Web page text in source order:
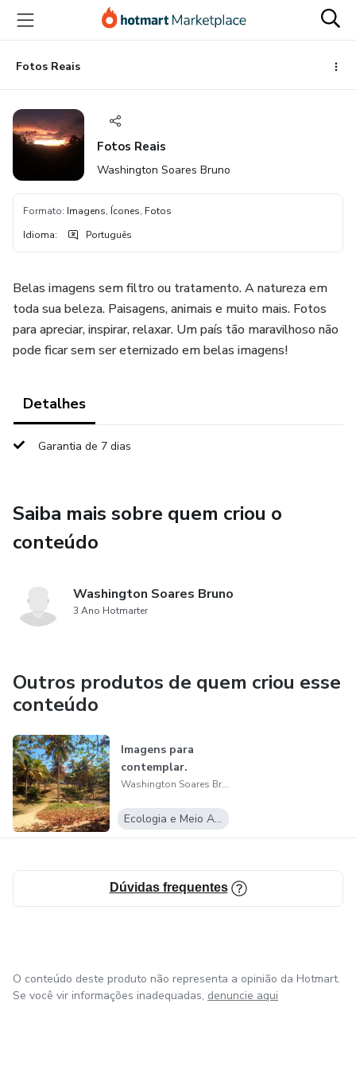
para
conteúdo
principal
para
pagamento
para
rodapé
Fotos Reais
Fotos Reais
Washington Soares Bruno
Formato: Imagens, Ícones, Fotos
Idioma: Português
Belas imagens sem filtro ou tratamento. A natureza em
toda sua beleza. Paisagens, animais e muito mais. Fotos
para apreciar, inspirar, relaxar. Um país tão maravilhoso não
pode ficar sem ser eternizado em belas imagens!
Detalhes
Garantia de 7 dias
Saiba mais sobre quem criou o
conteúdo
Washington Soares Bruno
3 Ano Hotmarter
Outros produtos de quem criou esse
conteúdo
Imagens para
contemplar.
Washington Soares Bruno
Ecologia e Meio Ambiente
Dúvidas frequentes
O conteúdo deste produto não representa a opinião da Hotmart.
Se você vir informações inadequadas, denuncie aqui